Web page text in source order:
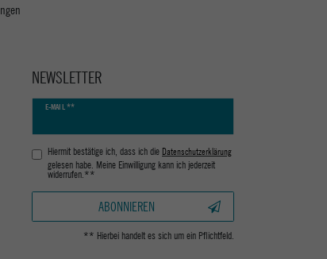
NEWSLETTER
E-MAIL **
Newsletter
Hiermit bestätige ich, dass ich die Daten­schutz­erklärung
gelesen habe. Meine Einwilligung kann ich jederzeit
widerrufen.**
ABONNIEREN
** Hierbei handelt es sich um ein Pflichtfeld.